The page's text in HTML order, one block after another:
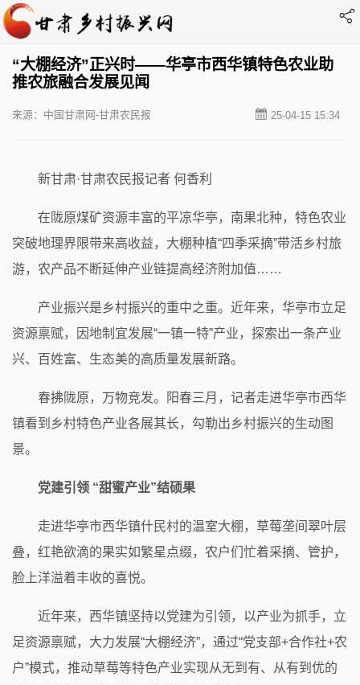
“大棚经济”正兴时——华亭市西华镇特色农业助
推农旅融合发展见闻
25-04-15 15:34
来源：中国甘肃网-甘肃农民报
新甘肃·甘肃农民报记者 何香利
在陇原煤矿资源丰富的平凉华亭，南果北种，特色农业
突破地理界限带来高收益，大棚种植“四季采摘”带活乡村旅
游，农产品不断延伸产业链提高经济附加值……
产业振兴是乡村振兴的重中之重。近年来，华亭市立足
资源禀赋，因地制宜发展“一镇一特”产业，探索出一条产业
兴、百姓富、生态美的高质量发展新路。
春拂陇原，万物竞发。阳春三月，记者走进华亭市西华
镇看到乡村特色产业各展其长，勾勒出乡村振兴的生动图
景。
党建引领 “甜蜜产业”结硕果
走进华亭市西华镇什民村的温室大棚，草莓垄间翠叶层
叠，红艳欲滴的果实如繁星点缀，农户们忙着采摘、管护，
脸上洋溢着丰收的喜悦。
近年来，西华镇坚持以党建为引领，以产业为抓手，立
足资源禀赋，大力发展“大棚经济”，通过“党支部+合作社+农
户”模式，推动草莓等特色产业实现从无到有、从有到优的